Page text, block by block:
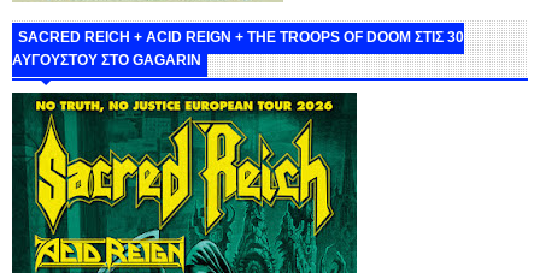
SACRED REICH + ACID REIGN + THE TROOPS OF DOOM ΣΤΙΣ 30
ΑΥΓΟΥΣΤΟΥ ΣΤΟ GAGARIN